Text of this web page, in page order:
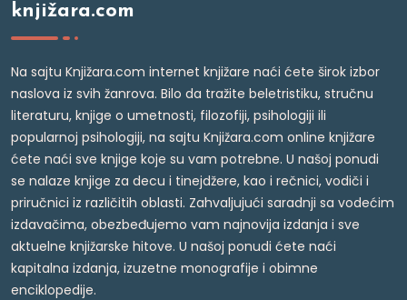
knjižara.com
Na sajtu Knjižara.com internet knjižare naći ćete širok izbor
naslova iz svih žanrova. Bilo da tražite beletristiku, stručnu
literaturu, knjige o umetnosti, filozofiji, psihologiji ili
popularnoj psihologiji, na sajtu Knjižara.com online knjižare
ćete naći sve knjige koje su vam potrebne. U našoj ponudi
se nalaze knjige za decu i tinejdžere, kao i rečnici, vodiči i
priručnici iz različitih oblasti. Zahvaljujući saradnji sa vodećim
izdavačima, obezbeđujemo vam najnovija izdanja i sve
aktuelne knjižarske hitove. U našoj ponudi ćete naći
kapitalna izdanja, izuzetne monografije i obimne
enciklopedije.